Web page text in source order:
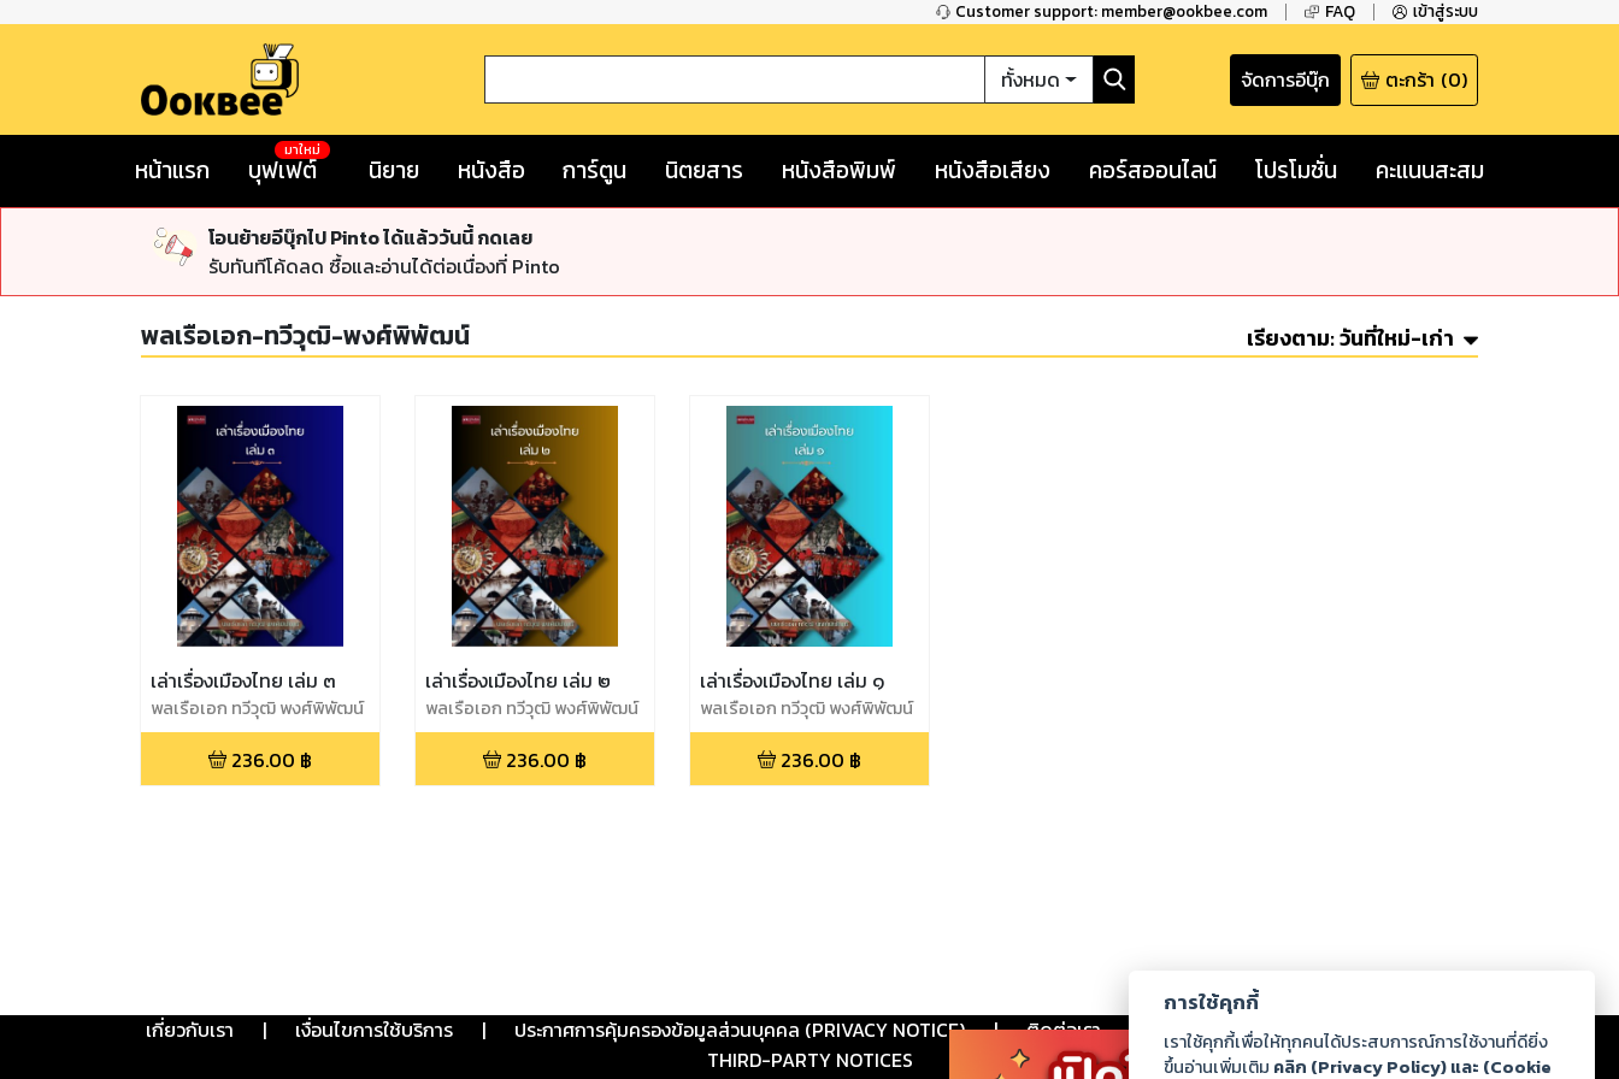
Customer support: member@ookbee.com FAQ เข้าสู่ระบบ
ทั้งหมด จัดการอีบุ๊ก ตะกร้า (0)
หน้าแรก บุฟเฟต์
มาใหม่
นิยาย หนังสือ การ์ตูน นิตยสาร หนังสือพิมพ์ หนังสือเสียง คอร์สออนไลน์ โปรโมชั่น คะแนนสะสม
โอนย้ายอีบุ๊กไป Pinto ได้แล้ววันนี้ กดเลย
รับทันทีโค้ดลด ซื้อและอ่านได้ต่อเนื่องที่ Pinto
พลเรือเอก-ทวีวุฒิ-พงศ์พิพัฒน์ เรียงตาม:วันที่ใหม่-เก่า
เล่าเรื่องเมืองไทย เล่ม ๓
พลเรือเอก ทวีวุฒิ พงศ์พิพัฒน์
236.00 ฿
เล่าเรื่องเมืองไทย เล่ม ๒
พลเรือเอก ทวีวุฒิ พงศ์พิพัฒน์
236.00 ฿
เล่าเรื่องเมืองไทย เล่ม ๑
พลเรือเอก ทวีวุฒิ พงศ์พิพัฒน์
236.00 ฿
เกี่ยวกับเรา | เงื่อนไขการใช้บริการ | ประกาศการคุ้มครองข้อมูลส่วนบุคคล (PRIVACY NOTICE) | ติดต่อเรา ร่วมงานกับเรา ดาวน์โหลด
THIRD-PARTY NOTICES
การใช้คุกกี้
เราใช้คุกกี้เพื่อให้ทุกคนได้ประสบการณ์การใช้งานที่ดียิ่ง
ขึ้นอ่านเพิ่มเติม คลิก (Privacy Policy) และ (Cookie